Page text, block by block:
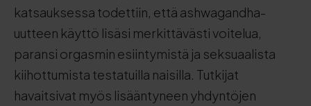
katsauksessa todettiin, että ashwagandha-
uutteen käyttö lisäsi merkittävästi voitelua,
paransi orgasmin esiintymistä ja seksuaalista
kiihottumista testatuilla naisilla. Tutkijat
havaitsivat myös lisääntyneen yhdyntöjen